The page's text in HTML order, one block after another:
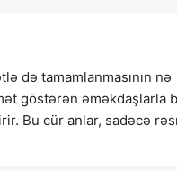
də tamamlanmasının nə
göstərən əməkdaşlarla
Bu cür anlar, sadəcə